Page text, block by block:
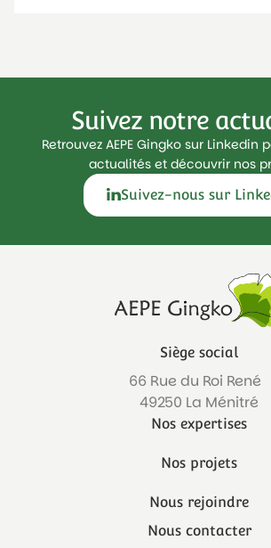
Suivez notre
Retrouvez AEPE Gingko sur Linkedin
actualités et découvrir nos
Suivez-nous sur
Siège social
66 Rue du Roi René
49250 La Ménitré
Nos expertises
Nos projets
Nous rejoindre
Nous contacter